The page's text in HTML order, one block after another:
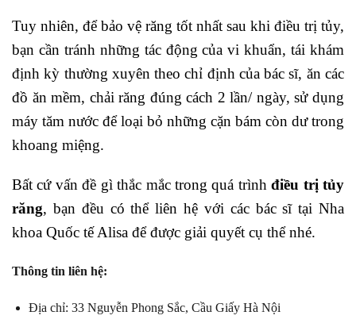
Tuy nhiên, để bảo vệ răng tốt nhất sau khi điều trị tủy,
bạn cần tránh những tác động của vi khuẩn, tái khám
định kỳ thường xuyên theo chỉ định của bác sĩ, ăn các
đồ ăn mềm, chải răng đúng cách 2 lần/ ngày, sử dụng
máy tăm nước để loại bỏ những cặn bám còn dư trong
khoang miệng.
Bất cứ vấn đề gì thắc mắc trong quá trìnhđiều trị tủy
răng, bạn đều có thể liên hệ với các bác sĩ tại Nha
khoa Quốc tế Alisa để được giải quyết cụ thể nhé.
Thông tin liên hệ:
Địa chỉ: 33 Nguyễn Phong Sắc, Cầu Giấy Hà Nội